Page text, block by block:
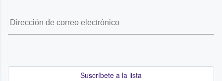
Suscríbete a la lista